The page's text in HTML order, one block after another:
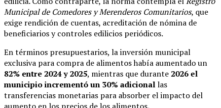
Municipal de Comedores y Merenderos Comunitarios, que
exige rendición de cuentas, acreditación de nómina de
beneficiarios y controles edilicios periódicos.
En términos presupuestarios, la inversión municipal
exclusiva para compra de alimentos había aumentado un
82% entre 2024 y 2025, mientras que durante 2026 el
municipio incrementó un 30% adicionallas
transferencias monetarias para absorber el impacto del